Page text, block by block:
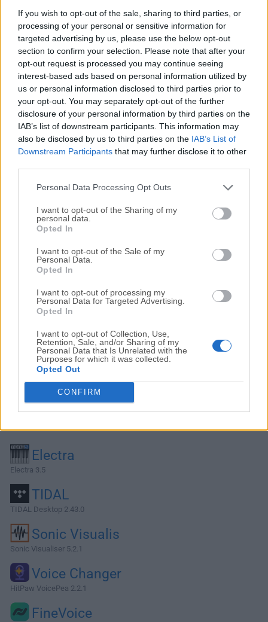
If you wish to opt-out of the sale, sharing to third parties, or
processing of your personal or sensitive information for
targeted advertising by us, please use the below opt-out
section to confirm your selection. Please note that after your
opt-out request is processed you may continue seeing
interest-based ads based on personal information utilized by
us or personal information disclosed to third parties prior to
your opt-out. You may separately opt-out of the further
disclosure of your personal information by third parties on the
IAB’s list of downstream participants. This information may
also be disclosed by us to third parties on the IAB’s List of
Downstream Participants that may further disclose it to other
Personal Data Processing Opt Outs
I want to opt-out of the Sharing of my
personal data.
Opted In
I want to opt-out of the Sale of my
Personal Data.
Opted In
I want to opt-out of processing my
Personal Data for Targeted Advertising.
Opted In
I want to opt-out of Collection, Use,
Retention, Sale, and/or Sharing of my
Personal Data that Is Unrelated with the
Purposes for which it was collected.
Opted Out
CONFIRM
Tag&Rename es un editor de etiquetas de archivos de
música que maneja fácilmente todos los formatos de
audio digitales populares. No importa qué compresor de
música prefieras, puedes mantener tu colección de música
organizada con el software Tag and Rename.Tag&Rename
es una potente aplicación de software diseñada para
organizar y gestionar archivos de música en tu PC. Se
especializa en la edición de etiquetas de metadatos, como
las etiquetas ID3, en archivos de audio.Esta herramienta
permite a los usuarios renombrar y etiquetar fácilmente su
colección de música, asegurando que todos los archivos
estén etiquetados y organizados con precisión según las
preferencias personales. Novedades Se eliminó el soporte
Electra
Electra 3.5
TIDAL
TIDAL Desktop 2.43.0
Sonic Visualis
Sonic Visualiser 5.2.1
Voice Changer
HitPaw VoicePea 2.2.1
FineVoice